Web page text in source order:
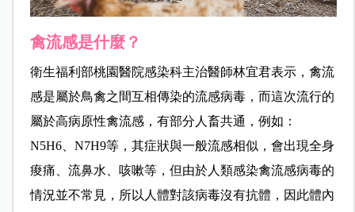
禽流感是什麼？
衛生福利部桃園醫院感染科主治醫師林宜君表示，禽流
感是屬於鳥禽之間互相傳染的流感病毒，而這次流行的
屬於高病原性禽流感，有部分人畜共通，例如：
N5H6、N7H9等，其症狀與一般流感相似，會出現全身
痠痛、流鼻水、咳嗽等，但由於人類感染禽流感病毒的
情況並不常見，所以人體對該病毒沒有抗體，因此體內